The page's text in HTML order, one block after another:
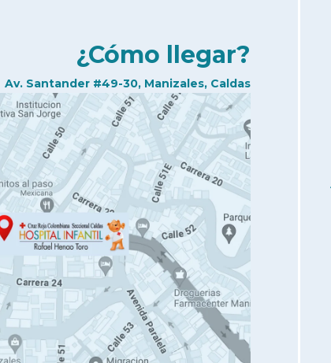
¿Cómo llegar?
Av. Santander #49-30, Manizales, Caldas